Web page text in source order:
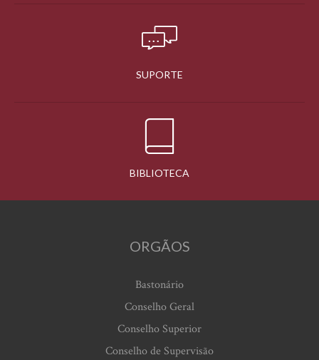
SUPORTE
BIBLIOTECA
ORGÃOS
Bastonário
Conselho Geral
Conselho Superior
Conselho de Supervisão